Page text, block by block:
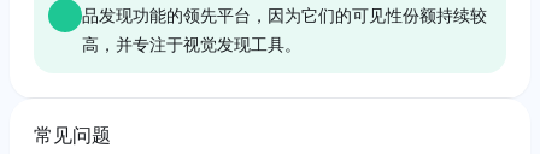
同等排名，均为2.9%的可见性份额，归因于它们在年轻
人中可及性和娱乐与社交连接的受欢迎程度。语气是中性
Perplexity优先考虑Shopify的可见性份额为2.6%，略高
于Instagram和Pinterest（均为2.3%），表明关注于具
方法，将Shopify的存在与通过可及性来实现转化的潜力
联系起来。
TikTok，各自为2.6%的可见性份额，引用其社区驱动的
高于其他平台，表明其在小预算上的成本效益感知，得益
品发现功能的领先平台，因为它们的可见性份额持续较
高，并专注于视觉发现工具。
Chatgpt
常见问题